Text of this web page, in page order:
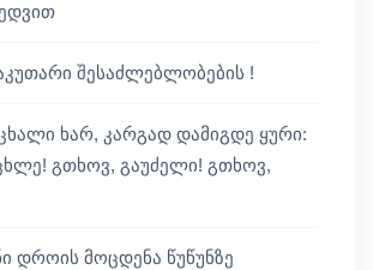
შესაძლებლობების !
ხარ, კარგად დამიგდე ყური:
გთხოვ, გაუძელი! გთხოვ,
დროის მოცდენა წუწუნზე